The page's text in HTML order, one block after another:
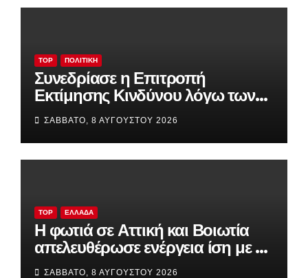
TOP ΠΟΛΙΤΙΚΉ
Συνεδρίασε η Επιτροπή
Εκτίμησης Κινδύνου λόγω των
υψηλών θερμοκρασιών και της
ενίσχυσης των ανέμων
ΣΆΒΒΑΤΟ, 8 ΑΥΓΟΎΣΤΟΥ 2026
TOP ΕΛΛΆΔΑ
Η φωτιά σε Αττική και Βοιωτία
απελευθέρωσε ενέργεια ίση με έξι
βόμβες Χιροσίμα!
ΣΆΒΒΑΤΟ, 8 ΑΥΓΟΎΣΤΟΥ 2026